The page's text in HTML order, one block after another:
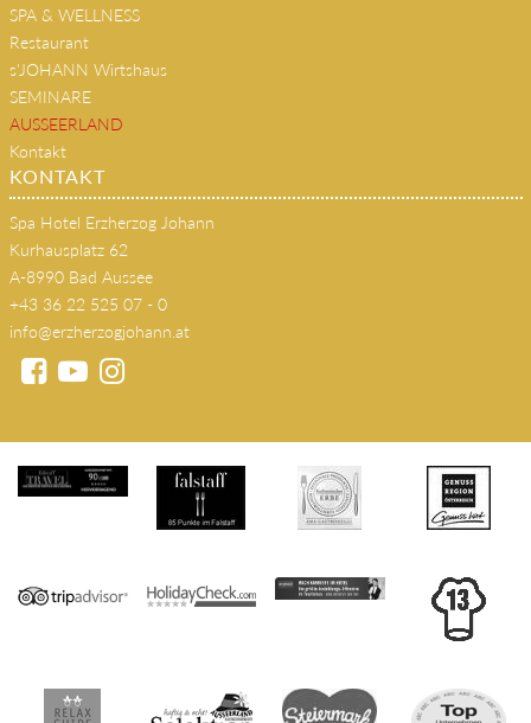
SPA & WELLNESS
Restaurant
s'JOHANN Wirtshaus
SEMINARE
AUSSEERLAND
Kontakt
KONTAKT
Spa Hotel Erzherzog Johann
Kurhausplatz 62
A-8990 Bad Aussee
+43 36 22 525 07 - 0
info@erzherzogjohann.at